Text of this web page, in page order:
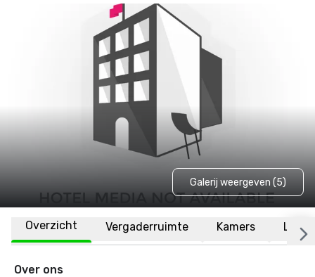
Galerij weergeven (5)
Overzicht Vergaderruimte Kamers
Over ons